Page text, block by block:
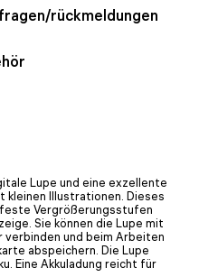
fragen/rückmeldungen
Lupe und eine exzellente
kleinen Illustrationen. Dieses
Vergrößerungsstufen
Sie können die Lupe mit
und beim Arbeiten
abspeichern. Die Lupe
Eine Akkuladung reicht für